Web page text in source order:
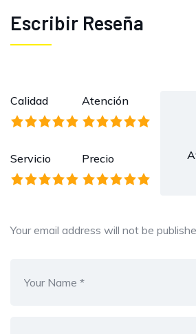
Escribir Reseña
Calidad Atención
Servicio Precio
Your email address will not be